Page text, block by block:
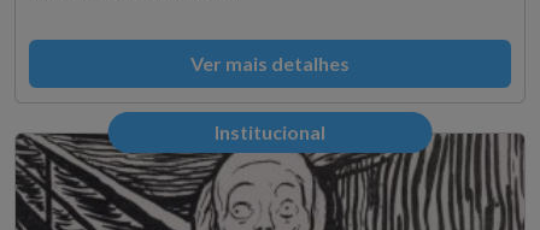
Ver mais detalhes
Institucional